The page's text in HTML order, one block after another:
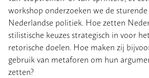
workshop onderzoeken we de
Nederlandse politiek. Hoe zetten
stilistische keuzes strategisch in voor
retorische doelen. Hoe maken zij
gebruik van metaforen om hun
zetten?